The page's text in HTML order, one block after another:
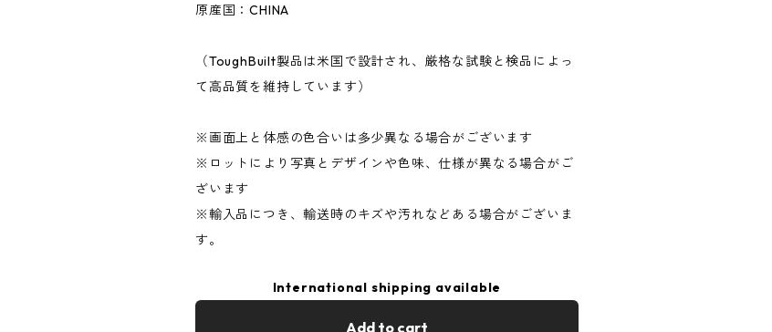
原産国：CHINA
（ToughBuilt製品は米国で設計され、厳格な試験と検品によっ
て高品質を維持しています）
※画面上と体感の色合いは多少異なる場合がございます
※ロットにより写真とデザインや色味、仕様が異なる場合がご
ざいます
※輸入品につき、輸送時のキズや汚れなどある場合がございま
す。
International shipping available
Add to cart